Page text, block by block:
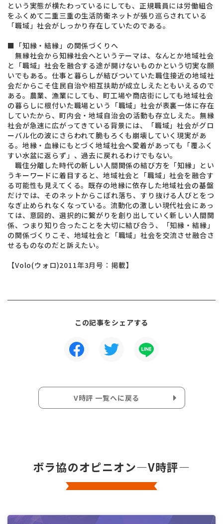
という実態が横たわっているにしても、正規職員には労働組合
をふくめて二重三重の生活防衛ネットが張り巡らされている
「職域」社会がしっかり存在していたのである。
■「知縁・結縁」の関係づくりへ
無縁社会から知縁社会へというテーマは、なんとか地域社会
と「職域」社会を融合する途が開けないものかという切実な願
いでもある。仕事と暮らしが結びついていた職住接近の地域社
会だからこそ住民自治や相互扶助が成立しえたともいえるので
ある。農業、漁業にしても、町工場や商店街にしても地域社会
の暮らしに根付いた職場という「職域」社会が表裏一体に存在
していたから、町内会・地域自治会の活動も存立しえた。無縁
社会が急速に広がってきている背景には、「職域」社会がグロ
ーバル化の波にさらわれて脆もろくも崩壊していく現実があ
る。地縁・血縁にもとづく地域社会へ愛着があっても「覆ふく
すい水盆に返らず」、過去に戻れるわけでもない。
職住分離した時代の新しい人間関係の結び方を「知縁」とい
うキーワードに着目すると、地域社会と「職域」社会を融合す
る可能性も見えてくる。既存の地縁に依存した地域社会の基盤
だけでは、そのネットからこぼれ落ち、すり抜ける人びとをつ
なぎ止められなくなっている。流動化の激しい現代社会にあっ
ては、意図的、選択的に繋がりを創り出していく新しい人間関
係、つまり知り合ったことを大切に結び合う、「知縁・結縁」
の関係づくりこそ、地域社会と「職域」社会を交流させ融合さ
せるものなのだと訴えたい。
【Volo(ウォロ)2011年3月号：掲載】
この記事をシェアする
V時評 一覧へに戻る
ボラ協のオピニオン―V時評―